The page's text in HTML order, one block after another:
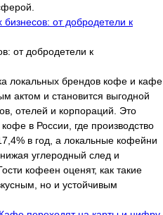
от добродетели к
локальных брендов кофе и кафе
актом и становится выгодной
отелей и корпораций. Это
в России, где производство
в год, а локальные кофейни
углеродный след и
кофеен оценят, как такие
но и устойчивым